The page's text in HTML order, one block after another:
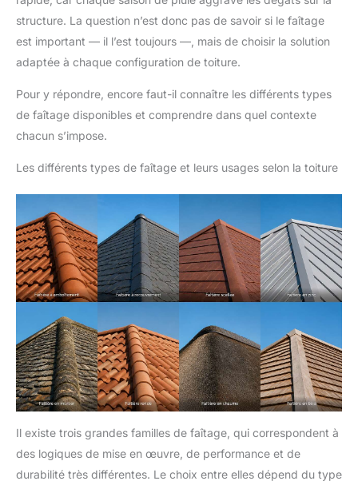
structure. La question n’est donc pas de savoir si le faîtage
est important — il l’est toujours —, mais de choisir la solution
adaptée à chaque configuration de toiture.
Pour y répondre, encore faut-il connaître les différents types
de faîtage disponibles et comprendre dans quel contexte
chacun s’impose.
Les différents types de faîtage et leurs usages selon la toiture
Il existe trois grandes familles de faîtage, qui correspondent à
des logiques de mise en œuvre, de performance et de
durabilité très différentes. Le choix entre elles dépend du type